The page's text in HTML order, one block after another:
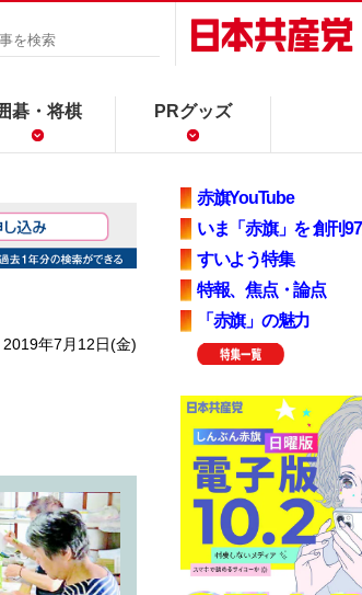
碁・将棋 PRグッズ
2019年7月12日(金)
赤旗YouTube
いま「赤旗」を 創刊
すいよう特集
特報、焦点・論点
「赤旗」の魅力